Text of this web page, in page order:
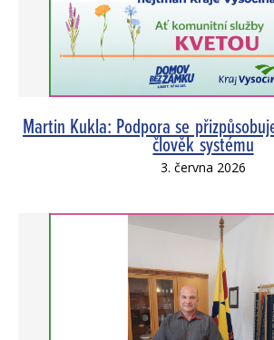
Martin Kukla: Podpora se
člověk systému
3. června 2026